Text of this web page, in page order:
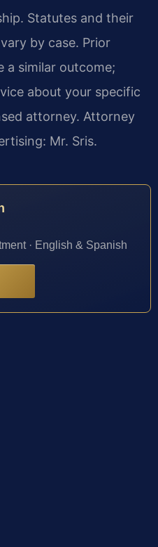
Statutes and their
by case. Prior
a similar outcome;
about your specific
attorney. Attorney
Mr. Sris.
· English & Spanish